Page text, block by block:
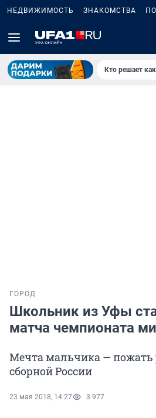
НЕДВИЖИМОСТЬ ЗНАКОМСТВА
Кто решает
ГОРОД
Школьник из Уфы
матча чемпионата
Мечта мальчика — пожать
сборной России
23 мая 2018, 14:27 3 977